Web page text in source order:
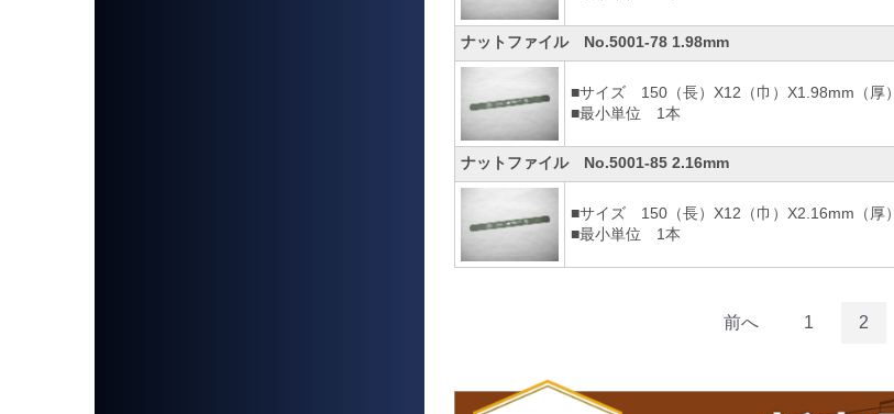
ナットファイル No.5001-78 1.98mm
■サイズ 150（長）X12（巾）X1.98mm（厚）
■最小単位 1本
ナットファイル No.5001-85 2.16mm
■サイズ 150（長）X12（巾）X2.16mm（厚）
■最小単位 1本
前へ 1 2